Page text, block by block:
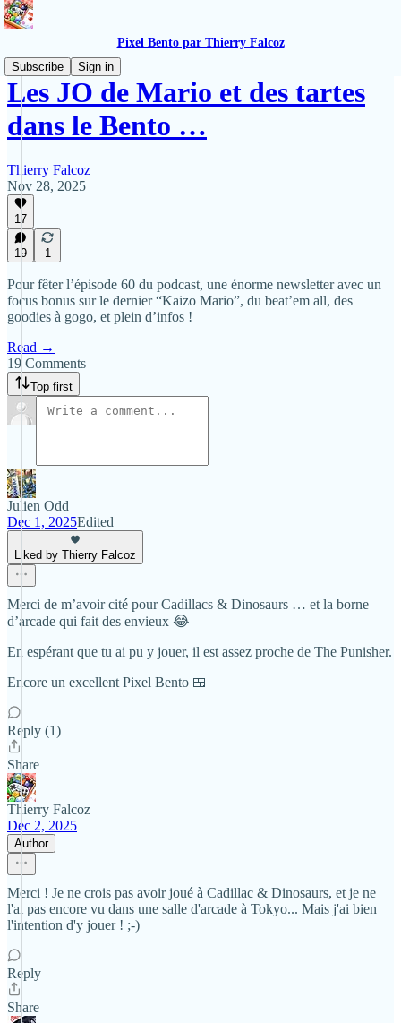
Pixel Bento par Thierry Falcoz
Subscribe
Sign in
Les JO de Mario et des tartes
dans le Bento …
Thierry Falcoz
Nov 28, 2025
17
19 1
Pour fêter l’épisode 60 du podcast, une énorme newsletter avec un
focus bonus sur le dernier “Kaizo Mario”, du beat’em all, des
goodies à gogo, et plein d’infos !
Read →
19 Comments
Top first
Julien Odd
Dec 1, 2025Edited
Liked by Thierry Falcoz
Merci de m’avoir cité pour Cadillacs & Dinosaurs … et la borne
d’arcade qui fait des envieux 😂
En espérant que tu ai pu y jouer, il est assez proche de The Punisher.
Encore un excellent Pixel Bento 🍱
Reply (1)
Share
Thierry Falcoz
Dec 2, 2025
Author
Merci ! Je ne crois pas avoir joué à Cadillac & Dinosaurs, et je ne
l'ai pas encore vu dans une salle d'arcade à Tokyo... Mais j'ai bien
l'intention d'y jouer ! ;-)
Reply
Share